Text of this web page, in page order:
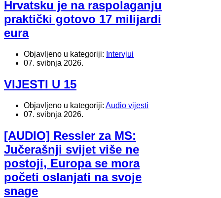
Hrvatsku je na raspolaganju
praktički gotovo 17 milijardi
eura
Objavljeno u kategoriji: Intervjui
07. svibnja 2026.
VIJESTI U 15
Objavljeno u kategoriji: Audio vijesti
07. svibnja 2026.
[AUDIO] Ressler za MS:
Jučerašnji svijet više ne
postoji, Europa se mora
početi oslanjati na svoje
snage